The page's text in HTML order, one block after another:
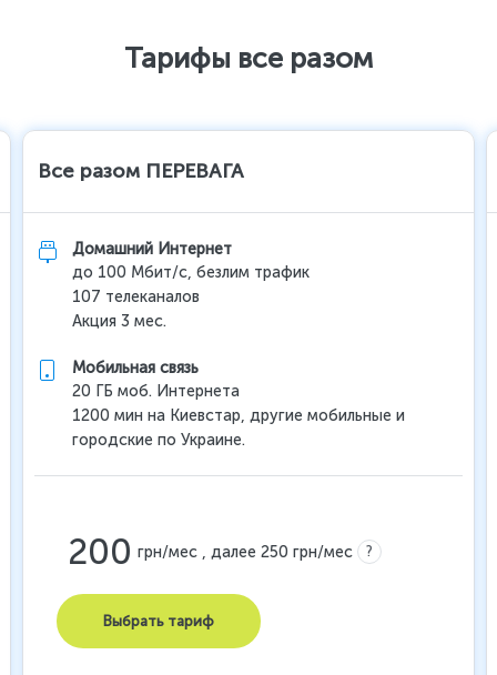
Тарифы все разом
Все разом ПЕРЕВАГА
Домашний Интернет
до 100 Мбит/с, безлим трафик
107 телеканалов
Акция 3 мес.
Мобильная связь
20 ГБ моб. Интернета
1200 мин на Киевстар, другие мобильные и
городские по Украине.
200 грн/мес , далее 250 грн/мес ?
Выбрать тариф